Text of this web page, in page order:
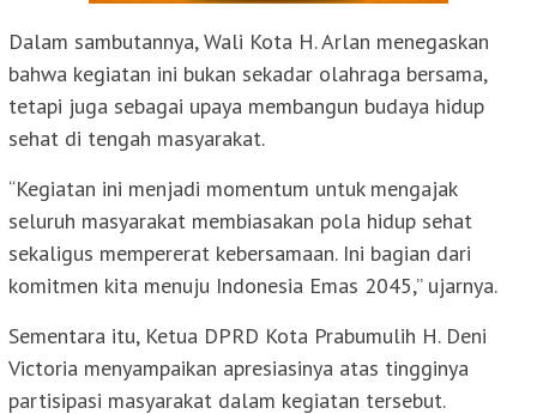
Dalam sambutannya, Wali Kota H. Arlan menegaskan
bahwa kegiatan ini bukan sekadar olahraga bersama,
tetapi juga sebagai upaya membangun budaya hidup
sehat di tengah masyarakat.
“Kegiatan ini menjadi momentum untuk mengajak
seluruh masyarakat membiasakan pola hidup sehat
sekaligus mempererat kebersamaan. Ini bagian dari
komitmen kita menuju Indonesia Emas 2045,” ujarnya.
Sementara itu, Ketua DPRD Kota Prabumulih H. Deni
Victoria menyampaikan apresiasinya atas tingginya
partisipasi masyarakat dalam kegiatan tersebut.